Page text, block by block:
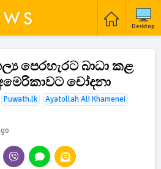
Desktop
පෙරහැරට බාධා කළ
චෝදනා
Puwath.lk
Ayatollah Ali Khamenei